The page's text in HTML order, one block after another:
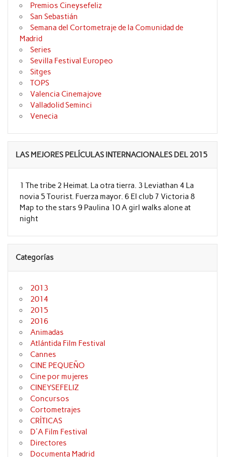
Premios Cineysefeliz
San Sebastián
Semana del Cortometraje de la Comunidad de
Madrid
Series
Sevilla Festival Europeo
Sitges
TOPS
Valencia Cinemajove
Valladolid Seminci
Venecia
LAS MEJORES PELÍCULAS INTERNACIONALES DEL 2015
1 The tribe 2 Heimat. La otra tierra. 3 Leviathan 4 La
novia 5 Tourist. Fuerza mayor. 6 El club 7 Victoria 8
Map to the stars 9 Paulina 10 A girl walks alone at
night
Categorías
2013
2014
2015
2016
Animadas
Atlántida Film Festival
Cannes
CINE PEQUEÑO
Cine por mujeres
CINEYSEFELIZ
Concursos
Cortometrajes
CRÍTICAS
D'A Film Festival
Directores
Documenta Madrid